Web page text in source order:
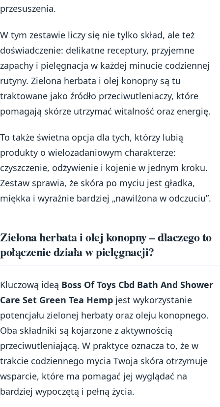
przesuszenia.
W tym zestawie liczy się nie tylko skład, ale też
doświadczenie: delikatne receptury, przyjemne
zapachy i pielęgnacja w każdej minucie codziennej
rutyny. Zielona herbata i olej konopny są tu
traktowane jako źródło przeciwutleniaczy, które
pomagają skórze utrzymać witalność oraz energię.
To także świetna opcja dla tych, którzy lubią
produkty o wielozadaniowym charakterze:
czyszczenie, odżywienie i kojenie w jednym kroku.
Zestaw sprawia, że skóra po myciu jest gładka,
miękka i wyraźnie bardziej „nawilżona w odczuciu”.
Zielona herbata i olej konopny – dlaczego to
połączenie działa w pielęgnacji?
Kluczową ideą Boss Of Toys Cbd Bath And Shower
Care Set Green Tea Hemp jest wykorzystanie
potencjału zielonej herbaty oraz oleju konopnego.
Oba składniki są kojarzone z aktywnością
przeciwutleniającą. W praktyce oznacza to, że w
trakcie codziennego mycia Twoja skóra otrzymuje
wsparcie, które ma pomagać jej wyglądać na
bardziej wypoczętą i pełną życia.